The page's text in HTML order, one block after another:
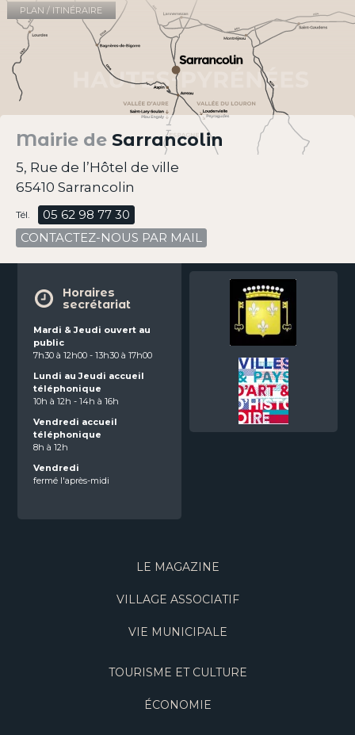
Mairie de Sarrancolin
5, Rue de l’Hôtel de ville
65410 Sarrancolin
Tél.
05 62 98 77 30
CONTACTEZ-NOUS PAR MAIL
PLAN / ITINÉRAIRE
Horaires
secrétariat
Mardi & Jeudi ouvert au
public
7h30 à 12h00 - 13h30 à 17h00
Lundi au Jeudi accueil
téléphonique
10h à 12h - 14h à 16h
Vendredi accueil
téléphonique
8h à 12h
Vendredi
fermé l'après-midi
LE MAGAZINE
VILLAGE ASSOCIATIF
VIE MUNICIPALE
TOURISME ET CULTURE
ÉCONOMIE